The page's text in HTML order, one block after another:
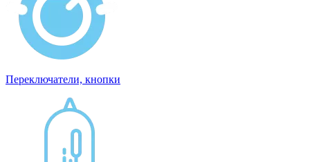
Переключатели, кнопки